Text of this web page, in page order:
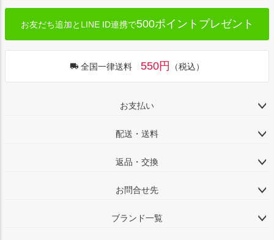
お友だち追加とLINE ID連携で500ポイントプレゼント
全国一律送料 550円 （税込）
お支払い
配送・送料
返品・交換
お問合せ先
ブランド一覧